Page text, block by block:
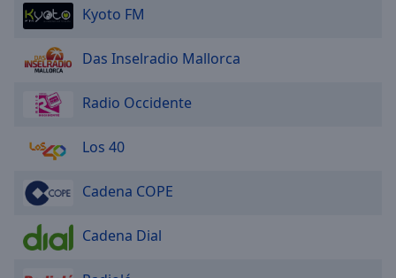
Kyoto FM
Das Inselradio Mallorca
Radio Occidente
Los 40
Cadena COPE
Cadena Dial